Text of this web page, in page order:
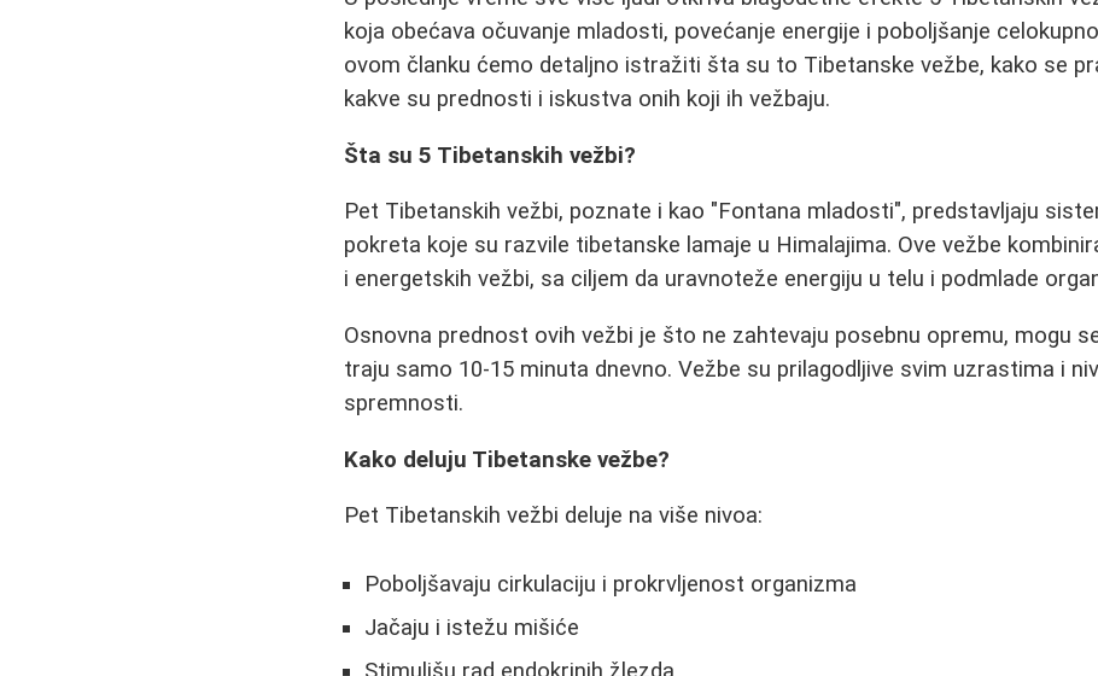
koja obećava očuvanje mladosti, povećanje energije i poboljšanje
ovom članku ćemo detaljno istražiti šta su to Tibetanske vežbe, kako se
kakve su prednosti i iskustva onih koji ih vežbaju.
Šta su 5 Tibetanskih vežbi?
Pet Tibetanskih vežbi, poznate i kao "Fontana mladosti", predstavljaju
pokreta koje su razvile tibetanske lamaje u Himalajima. Ove vežbe
i energetskih vežbi, sa ciljem da uravnoteže energiju u telu i podmlade
Osnovna prednost ovih vežbi je što ne zahtevaju posebnu opremu, mogu
traju samo 10-15 minuta dnevno. Vežbe su prilagodljive svim uzrastima i
spremnosti.
Kako deluju Tibetanske vežbe?
Pet Tibetanskih vežbi deluje na više nivoa:
Poboljšavaju cirkulaciju i prokrvljenost organizma
Jačaju i istežu mišiće